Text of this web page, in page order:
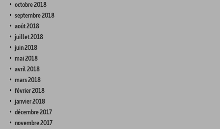
octobre 2018
septembre 2018
août 2018
juillet 2018
juin 2018
mai 2018
avril 2018
mars 2018
février 2018
janvier 2018
décembre 2017
novembre 2017